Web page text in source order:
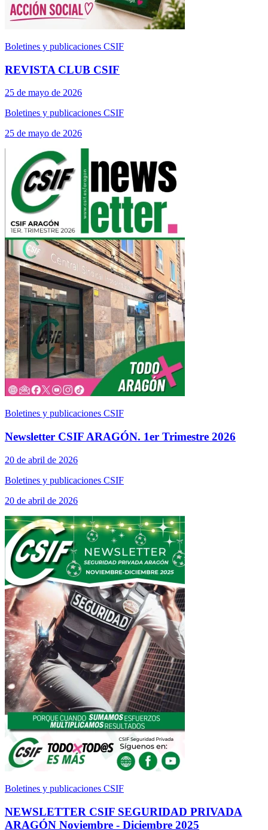
Boletines y publicaciones CSIF
REVISTA CLUB CSIF
25 de mayo de 2026
Boletines y publicaciones CSIF
25 de mayo de 2026
Boletines y publicaciones CSIF
Newsletter CSIF ARAGÓN. 1er Trimestre 2026
20 de abril de 2026
Boletines y publicaciones CSIF
20 de abril de 2026
Boletines y publicaciones CSIF
NEWSLETTER CSIF SEGURIDAD PRIVADA
ARAGÓN Noviembre - Diciembre 2025